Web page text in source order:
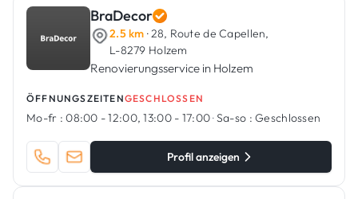
Einloggen
BraDecor
2.5 km · 28, Route de Capellen,
L-8279 Holzem
Renovierungsservice in Holzem
ÖFFNUNGSZEITENGESCHLOSSEN
Mo-fr : 08:00 - 12:00, 13:00 - 17:00·Sa-so : Geschlossen
Profil anzeigen